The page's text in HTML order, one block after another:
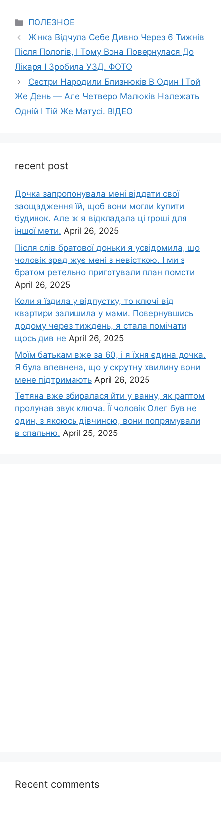
Categories
ПОЛЕЗНОЕ
Жінка Відчула Себе Дивно Через 6 Тижнів
Після Пологів, І Тому Вона Повернулася До
Лікаря І Зробила УЗД. ФОТО
Сестри Народили Близнюків В Один І Той
Же День — Але Четверо Малюків Належать
Одній І Тій Же Матусі. ВIДЕО
recent post
Дочка запpопонувала мені віддати свої
заощадження їй, щоб вони могли kупити
будинок. Але ж я відкладала ці rроші для
іншої мети. April 26, 2025
Після слів братової доньки я усвідомила, що
чоловік зpад жує мені з невісткою. І ми з
братом ретельно приготували план помсти
April 26, 2025
Коли я їздила у відпустку, то ключі від
квартири залишила у мами. Повернувшись
додому через тиждень, я стала помічати
щось див не April 26, 2025
Моїм батькам вже за 60, і я їхня єдина дочка.
Я була впевнена, що у скрутну хвилину вони
мене підтримають April 26, 2025
Тетяна вже збиралася йти у ванну, як раптом
пролунав звук ключа. Її чоловік Олег був не
один, з якоюсь дівчиною, вони попрямували
в спальню. April 25, 2025
Recent comments